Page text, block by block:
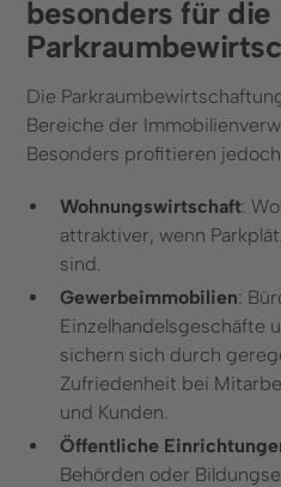
besonders für die
Die
Bereiche der
Besonders profitieren
Wohnungswirtschaft:
attraktiver, wenn
sind.
Gewerbeimmobilien:
Einzelhandelsgeschäfte
sichern sich durch
Zufriedenheit bei
und Kunden.
Öffentliche
Behörden oder